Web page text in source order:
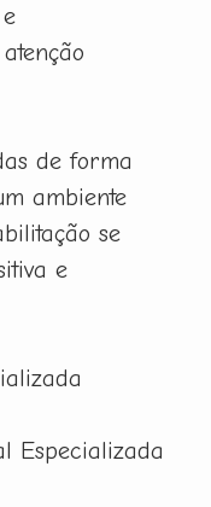
de forma
ambiente
se
e
Especializada